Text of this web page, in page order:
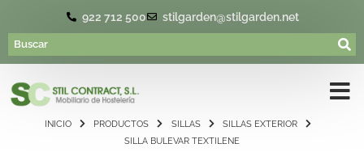
922 712 500 stilgarden@stilgarden.net
INICIO PRODUCTOS SILLAS
SILLAS EXTERIOR
SILLA BULEVAR TEXTILENE